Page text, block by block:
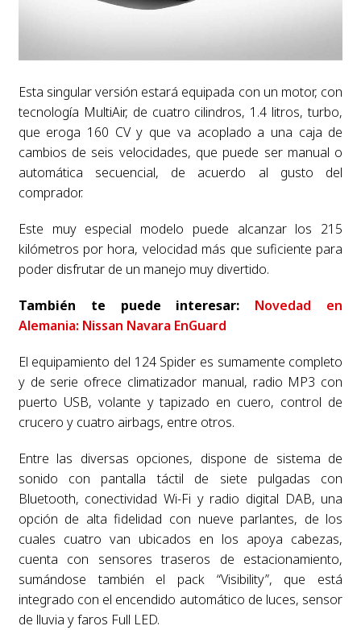
Esta singular versión estará equipada con un motor, con
tecnología MultiAir, de cuatro cilindros, 1.4 litros, turbo,
que eroga 160 CV y que va acoplado a una caja de
cambios de seis velocidades, que puede ser manual o
automática secuencial, de acuerdo al gusto del
comprador.
Este muy especial modelo puede alcanzar los 215
kilómetros por hora, velocidad más que suficiente para
poder disfrutar de un manejo muy divertido.
También te puede interesar: Novedad en
Alemania: Nissan Navara EnGuard
El equipamiento del 124 Spider es sumamente completo
y de serie ofrece climatizador manual, radio MP3 con
puerto USB, volante y tapizado en cuero, control de
crucero y cuatro airbags, entre otros.
Entre las diversas opciones, dispone de sistema de
sonido con pantalla táctil de siete pulgadas con
Bluetooth, conectividad Wi-Fi y radio digital DAB, una
opción de alta fidelidad con nueve parlantes, de los
cuales cuatro van ubicados en los apoya cabezas,
cuenta con sensores traseros de estacionamiento,
sumándose también el pack “Visibility”, que está
integrado con el encendido automático de luces, sensor
de lluvia y faros Full LED.